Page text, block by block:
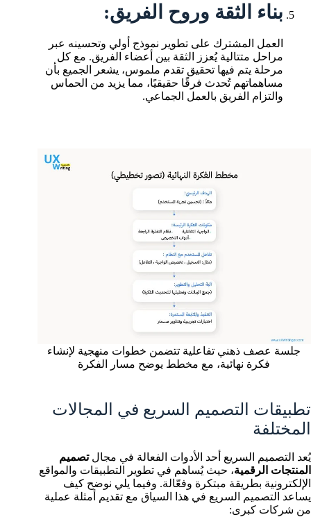
بناء الثقة وروح الفريق:
العمل المشترك على تطوير نموذج أولي وتحسينه عبر
مراحل متتالية يُعزز الثقة بين أعضاء الفريق. مع كل
مرحلة يتم فيها تحقيق تقدم ملموس، يشعر الجميع بأن
مساهماتهم تُحدث فرقًا حقيقيًا، مما يزيد من الحماس
والتزام الفريق بالعمل الجماعي.
جلسة عصف ذهني تفاعلية تتضمن خطوات منهجية لإنشاء
فكرة نهائية، مع مخطط يوضح مسار الفكرة
تطبيقات التصميم السريع في المجالات
المختلفة
يُعد التصميم السريع أحد الأدوات الفعالة في مجالتصميم
المنتجات الرقمية، حيث يُساهم في تطوير التطبيقات والمواقع
الإلكترونية بطريقة مبتكرة وفعّالة. وفيما يلي نوضح كيف
يساعد التصميم السريع في هذا السياق مع تقديم أمثلة عملية
من شركات كبرى: